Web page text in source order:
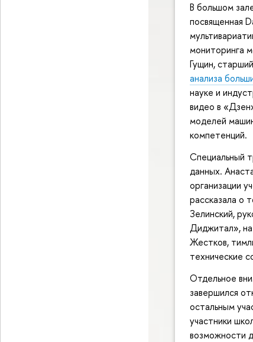
В большом
посвященная
мониторинга
Гущин,
анализа
науке и
видео в
моделей
компетенций.
Специальный
данных.
организации
рассказала о
Зелинский,
Диджитал»,
Жестков,
технические
Отдельное
завершился
остальным
участники
возможности